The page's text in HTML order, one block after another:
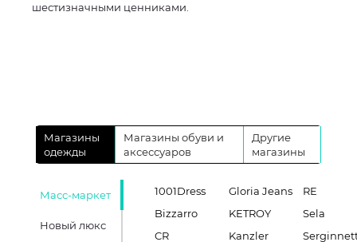
шестизначными ценниками.
Магазины
одежды
Магазины обуви и
аксессуаров
Другие
магазины
Масс-маркет
Новый люкс
1001Dress
Bizzarro
CR
Gloria Jeans
KETROY
Kanzler
RE
Sela